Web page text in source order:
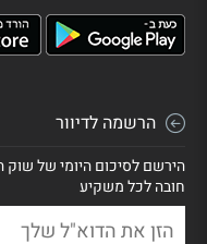
הרשמה לדיוור
הירשם לסיכום היומי של שוק
חובה לכל משקיע